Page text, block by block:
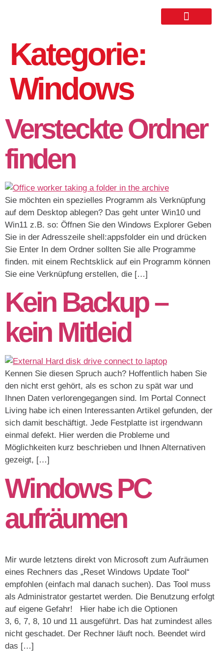
Kategorie:
Windows
Versteckte Ordner
finden
Sie möchten ein spezielles Programm als Verknüpfung
auf dem Desktop ablegen? Das geht unter Win10 und
Win11 z.B. so: Öffnen Sie den Windows Explorer Geben
Sie in der Adresszeile shell:appsfolder ein und drücken
Sie Enter In dem Ordner sollten Sie alle Programme
finden. mit einem Rechtsklick auf ein Programm können
Sie eine Verknüpfung erstellen, die […]
Kein Backup –
kein Mitleid
Kennen Sie diesen Spruch auch? Hoffentlich haben Sie
den nicht erst gehört, als es schon zu spät war und
Ihnen Daten verlorengegangen sind. Im Portal Connect
Living habe ich einen Interessanten Artikel gefunden, der
sich damit beschäftigt. Jede Festplatte ist irgendwann
einmal defekt. Hier werden die Probleme und
Möglichkeiten kurz beschrieben und Ihnen Alternativen
gezeigt, […]
Windows PC
aufräumen
Mir wurde letztens direkt von Microsoft zum Aufräumen
eines Rechners das „Reset Windows Update Tool“
empfohlen (einfach mal danach suchen). Das Tool muss
als Administrator gestartet werden. Die Benutzung erfolgt
auf eigene Gefahr! Hier habe ich die Optionen
3, 6, 7, 8, 10 und 11 ausgeführt. Das hat zumindest alles
nicht geschadet. Der Rechner läuft noch. Beendet wird
das […]